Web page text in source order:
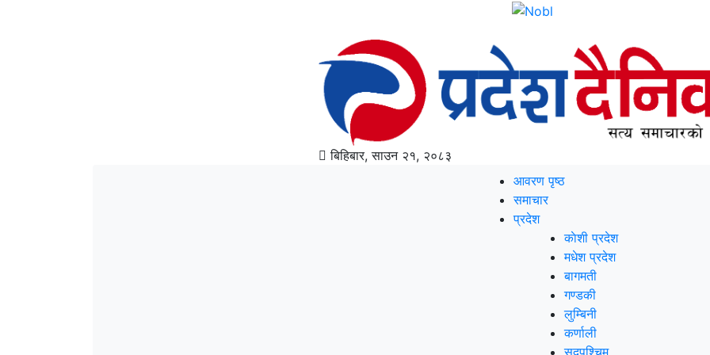
बिहिबार, साउन २१, २०८३
आवरण पृष्‍ठ
समाचार
प्रदेश
काेशी प्रदेश
मधेश प्रदेश
बागमती
गण्डकी
लुम्बिनी
कर्णाली